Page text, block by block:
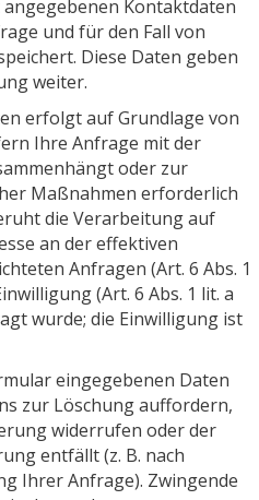
Kontaktdaten
und für den Fall von
Diese Daten geben
weiter.
erfolgt auf Grundlage von
Ihre Anfrage mit der
oder zur
Maßnahmen erforderlich
die Verarbeitung auf
an der effektiven
Anfragen (Art. 6 Abs. 1
(Art. 6 Abs. 1 lit. a
wurde; die Einwilligung ist
eingegebenen Daten
zur Löschung auffordern,
widerrufen oder der
entfällt (z. B. nach
Ihrer Anfrage). Zwingende